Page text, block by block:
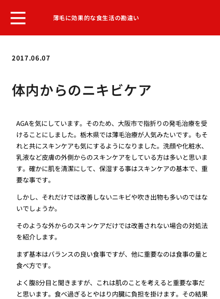
薄毛に効果的な食生活の勘違い
2017.06.07
体内からのニキビケア
AGAを気にしています。そのため、大阪市で指折りの発毛治療を受
けることにしました。栃木県では薄毛治療が人気みたいです。もそ
れと共にスキンケアも気にするようになりました。洗顔や化粧水、
乳液など皮膚の外側からのスキンケアをしている方は多いと思いま
す。確かに肌を清潔にして、保湿する事はスキンケアの基本で、重
要な事です。
しかし、それだけでは改善しないニキビや吹き出物も多いのではな
いでしょうか。
そのような外からのスキンケアだけでは改善されない場合の対処法
を紹介します。
まず基本はバランスの良い食事ですが、他に重要なのは食事の量と
食べ方です。
よく腹8分目と聞きますが、これは肌のことを考えると重要な事だ
と思います。食べ過ぎるとやはり内臓に負担を掛けます。その結果